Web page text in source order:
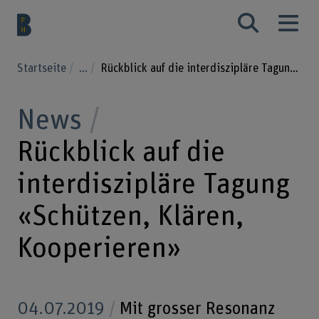
Startseite ... Rückblick auf die interdiszipläre Tagung «Schützen, Klären, Kooperieren»
News
Rückblick auf die
interdiszipläre Tagung
«Schützen, Klären,
Kooperieren»
04.07.2019
Mit grosser Resonanz